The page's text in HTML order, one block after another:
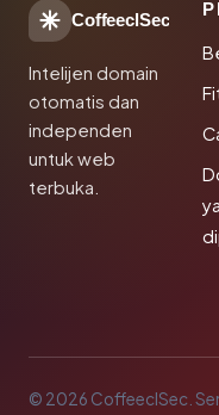
CoffeeclSec
Intelijen domain
otomatis dan
independen
untuk web
terbuka.
© 2026 CoffeeclSec.